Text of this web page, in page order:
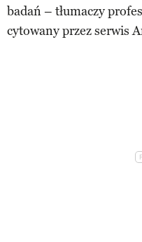
badań – tłumaczy
cytowany przez serwis